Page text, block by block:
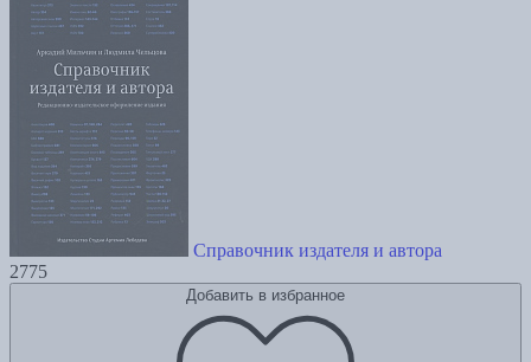
Справочник издателя и автора
2775
Добавить в избранное